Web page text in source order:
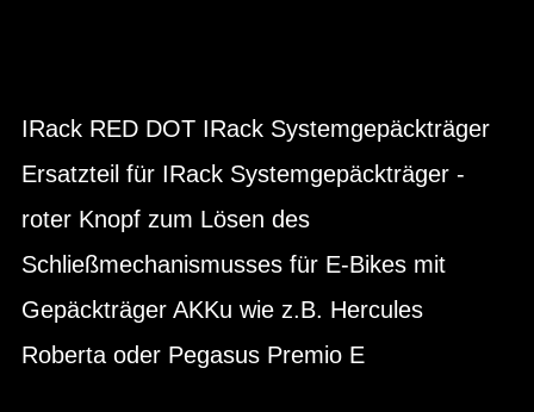
IRack RED DOT IRack Systemgepäckträger
Ersatzteil für IRack Systemgepäckträger -
roter Knopf zum Lösen des
Schließmechanismusses für E-Bikes mit
Gepäckträger AKKu wie z.B. Hercules
Roberta oder Pegasus Premio E